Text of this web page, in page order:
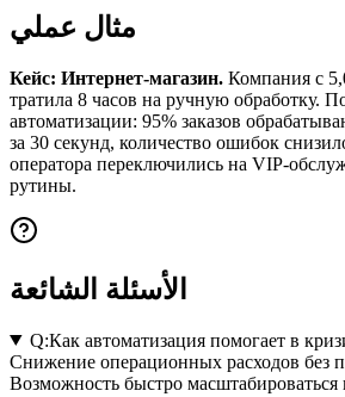
مثال عملي
Кейс: Интернет-магазин. Компания с
тратила 8 часов на ручную обработку.
автоматизации: 95% заказов
за 30 секунд, количество ошибок
оператора переключились на VIP-
рутины.
الأسئلة الشائعة
Q:Как автоматизация помогает в
Снижение операционных расходов без
Возможность быстро масштабироваться